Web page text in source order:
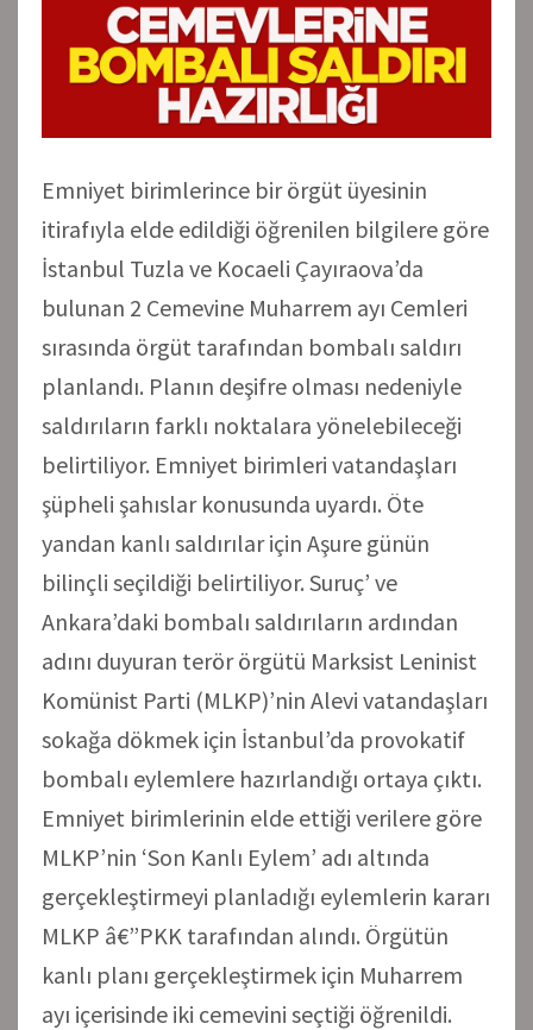
Emniyet birimlerince bir örgüt üyesinin
itirafıyla elde edildiği öğrenilen bilgilere göre
İstanbul Tuzla ve Kocaeli Çayıraova’da
bulunan 2 Cemevine Muharrem ayı Cemleri
sırasında örgüt tarafından bombalı saldırı
planlandı. Planın deşifre olması nedeniyle
saldırıların farklı noktalara yönelebileceği
belirtiliyor. Emniyet birimleri vatandaşları
şüpheli şahıslar konusunda uyardı. Öte
yandan kanlı saldırılar için Aşure günün
bilinçli seçildiği belirtiliyor. Suruç’ ve
Ankara’daki bombalı saldırıların ardından
adını duyuran terör örgütü Marksist Leninist
Komünist Parti (MLKP)’nin Alevi vatandaşları
sokağa dökmek için İstanbul’da provokatif
bombalı eylemlere hazırlandığı ortaya çıktı.
Emniyet birimlerinin elde ettiği verilere göre
MLKP’nin ‘Son Kanlı Eylem’ adı altında
gerçekleştirmeyi planladığı eylemlerin kararı
MLKP â€”PKK tarafından alındı. Örgütün
kanlı planı gerçekleştirmek için Muharrem
ayı içerisinde iki cemevini seçtiği öğrenildi.